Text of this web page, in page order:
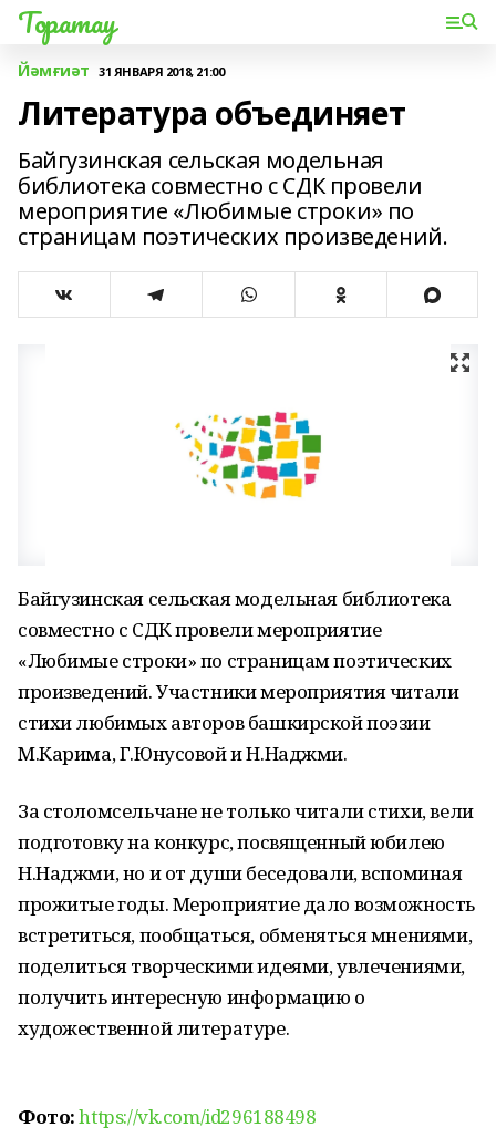
Торатау
Йәмғиәт 31 ЯНВАРЯ 2018, 21:00
Литература объединяет
Байгузинская сельская модельная
библиотека совместно с СДК провели
мероприятие «Любимые строки» по
страницам поэтических произведений.
Байгузинская сельская модельная библиотека
совместно с СДК провели мероприятие
«Любимые строки» по страницам поэтических
произведений. Участники мероприятия читали
стихи любимых авторов башкирской поэзии
М.Карима, Г.Юнусовой и Н.Наджми.
За столомсельчане не только читали стихи, вели
подготовку на конкурс, посвященный юбилею
Н.Наджми, но и от души беседовали, вспоминая
прожитые годы. Мероприятие дало возможность
встретиться, пообщаться, обменяться мнениями,
поделиться творческими идеями, увлечениями,
получить интересную информацию о
художественной литературе.
Фото:https://vk.com/id296188498